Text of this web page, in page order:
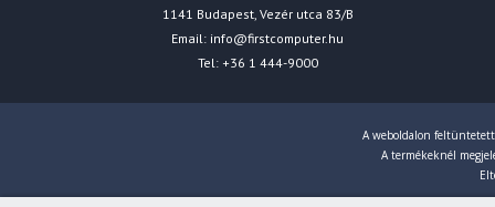
1141 Budapest, Vezér utca 83/B
Email: info@firstcomputer.hu
Tel: +36 1 444-9000
A weboldalon
A termékeknél